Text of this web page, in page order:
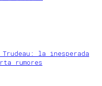
la inesperada
rumores